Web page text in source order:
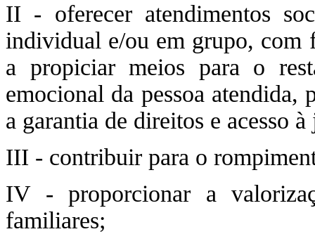
II - oferecer atendimentos
individual e/ou em grupo, com
a propiciar meios para o
emocional da pessoa atendida,
a garantia de direitos e acesso
III - contribuir para o
IV - proporcionar a
familiares;